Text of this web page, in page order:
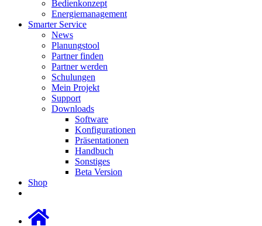
Bedienkonzept
Energiemanagement
Smarter Service
News
Planungstool
Partner finden
Partner werden
Schulungen
Mein Projekt
Support
Downloads
Software
Konfigurationen
Präsentationen
Handbuch
Sonstiges
Beta Version
Shop